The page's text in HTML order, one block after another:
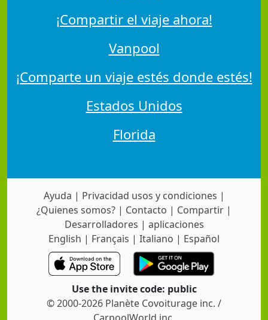
¡Compartir el viaje ahora!
Vanpool
¡Comparte un viaje estés donde estés!
Estados Unidos
Florida
Ayuda | Privacidad usos y condiciones |
¿Quienes somos? | Contacto | Compartir |
Desarrolladores | aplicaciones
English | Français | Italiano | Español
Use the invite code: public
© 2000-2026 Planète Covoiturage inc. /